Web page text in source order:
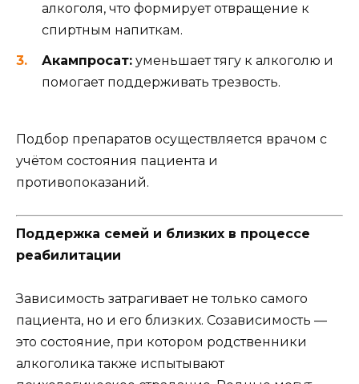
алкоголя, что формирует отвращение к
спиртным напиткам.
Акампросат: уменьшает тягу к алкоголю и
помогает поддерживать трезвость.
Подбор препаратов осуществляется врачом с
учётом состояния пациента и
противопоказаний.
Поддержка семей и близких в процессе
реабилитации
Зависимость затрагивает не только самого
пациента, но и его близких. Созависимость —
это состояние, при котором родственники
алкоголика также испытывают